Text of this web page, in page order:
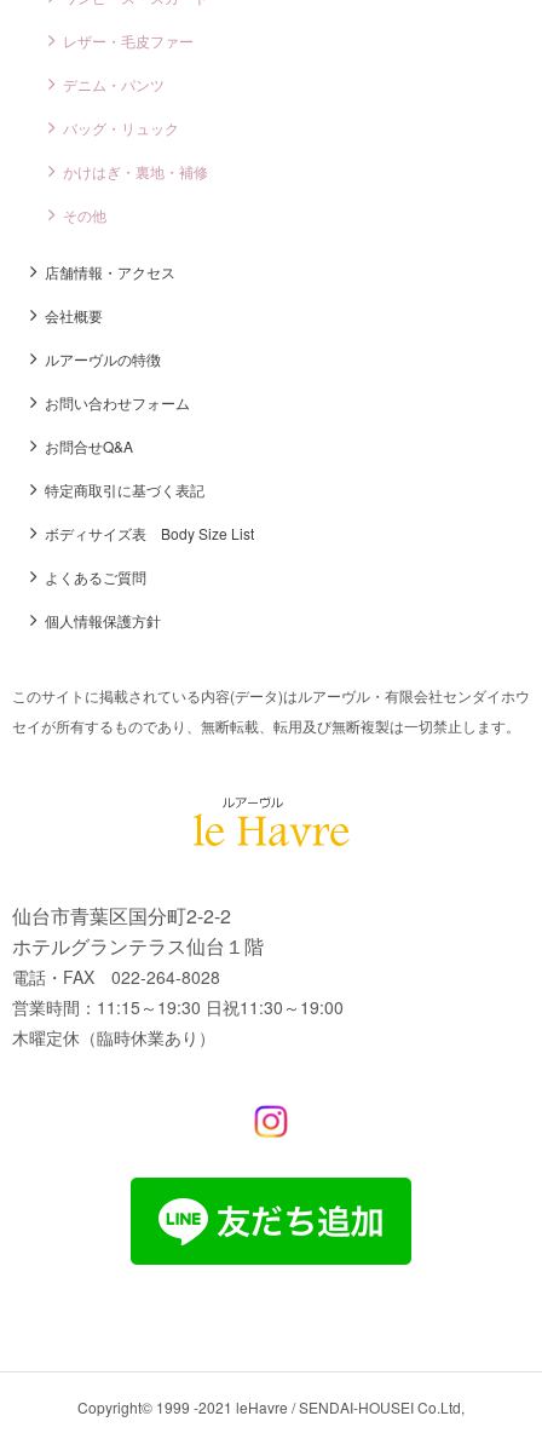
レザー・毛皮ファー
デニム・パンツ
バッグ・リュック
かけはぎ・裏地・補修
その他
店舗情報・アクセス
会社概要
ルアーヴルの特徴
お問い合わせフォーム
お問合せQ&A
特定商取引に基づく表記
ボディサイズ表 Body Size List
よくあるご質問
個人情報保護方針
このサイトに掲載されている内容(データ)はルアーヴル・有限会社センダイホウ
セイが所有するものであり、無断転載、転用及び無断複製は一切禁止します。
仙台市青葉区国分町2-2-2
ホテルグランテラス仙台１階
電話・FAX 022-264-8028
営業時間：11:15～19:30 日祝11:30～19:00
木曜定休（臨時休業あり）
Copyright© 1999 -2021 leHavre / SENDAI-HOUSEI Co.Ltd,